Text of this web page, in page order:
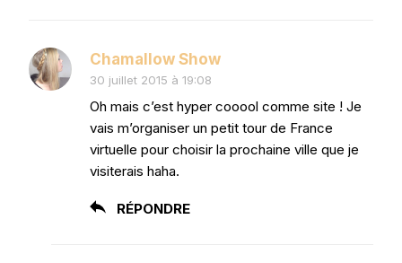
Chamallow Show
30 juillet 2015 à 19:08
Oh mais c’est hyper cooool comme site ! Je
vais m’organiser un petit tour de France
virtuelle pour choisir la prochaine ville que je
visiterais haha.
RÉPONDRE